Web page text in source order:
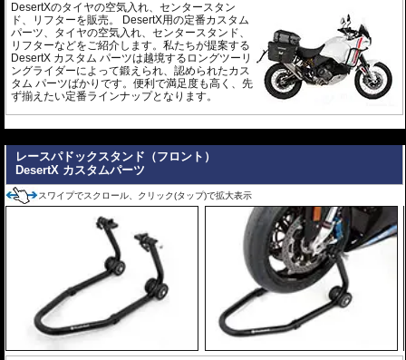
DesertXのタイヤの空気入れ、センタースタン
ド、リフターを販売。 DesertX用の定番カスタム
パーツ、タイヤの空気入れ、センタースタンド、
リフターなどをご紹介します。私たちが提案する
DesertX カスタム パーツは越境するロングツーリ
ングライダーによって鍛えられ、認められたカス
タム パーツばかりです。便利で満足度も高く、先
ず揃えたい定番ラインナップとなります。
レースパドックスタンド（フロント）
DesertX カスタムパーツ
スワイプでスクロール、クリック(タップ)で拡大表示